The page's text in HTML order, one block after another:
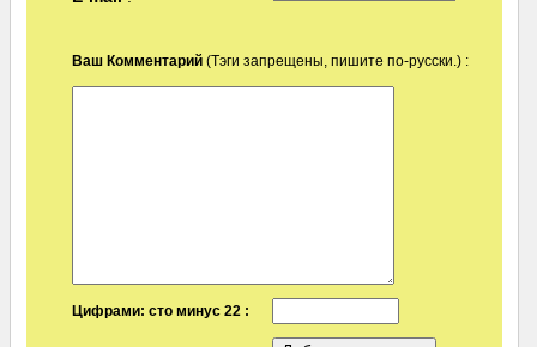
Ваш Комментарий (Тэги запрещены, пишите по-русски.) :
Цифрами: сто минус 22 :